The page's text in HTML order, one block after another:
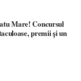
premii și un